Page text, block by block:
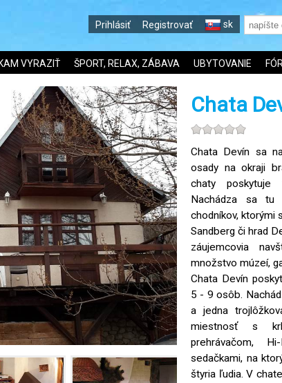
Prihlásiť Registrovať sk
VYRAZIŤ ŠPORT, RELAX, ZÁBAVA UBYTOVANIE
Chata
Chata Devín sa
osady na okraji
chaty poskytuje
Nachádza sa tu
chodníkov, ktorými
Sandberg či hrad
záujemcovia
množstvo múzeí,
Chata Devín
5 - 9 osôb.
a jedna
miestnosť s
prehrávačom,
sedačkami, na
štyria ľudia. V